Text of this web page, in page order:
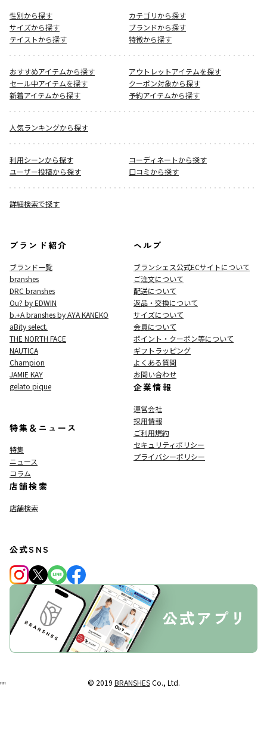
性別から探す
カテゴリから探す
サイズから探す
ブランドから探す
テイストから探す
特徴から探す
おすすめアイテムから探す
アウトレットアイテムを探す
セール中アイテムを探す
クーポン対象から探す
新着アイテムから探す
予約アイテムから探す
人気ランキングから探す
利用シーンから探す
コーディネートから探す
ユーザー投稿から探す
口コミから探す
詳細検索で探す
ブランド紹介
ブランド一覧
branshes
DRC branshes
Ou? by EDWIN
b.+A branshes by AYA KANEKO
aBity select.
THE NORTH FACE
NAUTICA
Champion
JAMIE KAY
gelato pique
特集＆ニュース
特集
ニュース
コラム
店舗検索
店舗検索
ヘルプ
ブランシェス公式ECサイトについて
ご注文について
配送について
返品・交換について
サイズについて
会員について
ポイント・クーポン等について
ギフトラッピング
よくある質問
お問い合わせ
企業情報
運営会社
採用情報
ご利用規約
セキュリティポリシー
プライバシーポリシー
公式SNS
© 2019 BRANSHESCo., Ltd.
""